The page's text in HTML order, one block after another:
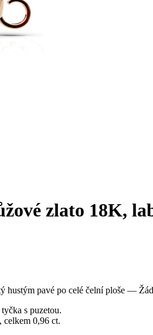
zlato 18K,
pavé po celé čelní ploše —
s puzetou.
celkem 0,96 ct.